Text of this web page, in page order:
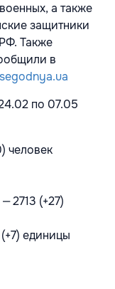
а также
защитники
Также
в
segodnya.ua
по 07.05
человек
2713 (+27)
единицы